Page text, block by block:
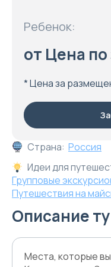
Страна: Россия
Идеи для
Групповые
Путешествия на
Описание
Места, которые
Ребенок:
от Цена по
* Цена за